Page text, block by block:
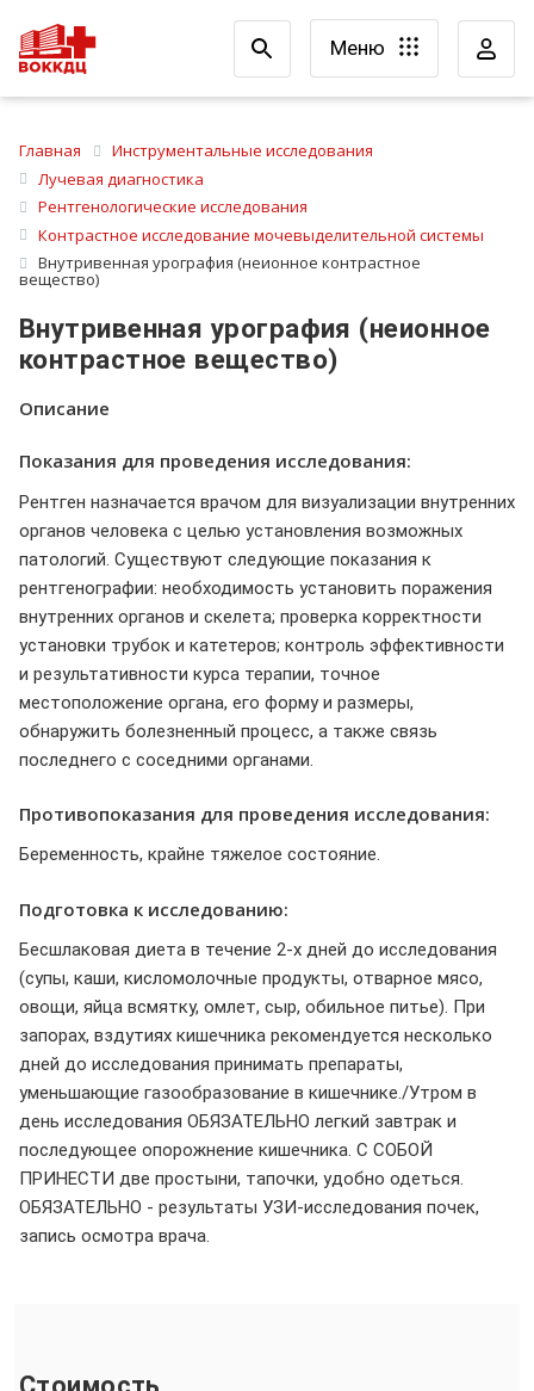
Меню
Главная
Инструментальные исследования
Лучевая диагностика
Рентгенологические исследования
Контрастное исследование мочевыделительной системы
Внутривенная урография (неионное контрастное
вещество)
Внутривенная урография (неионное
контрастное вещество)
Описание
Показания для проведения исследования:
Рентген назначается врачом для визуализации внутренних
органов человека с целью установления возможных
патологий. Существуют следующие показания к
рентгенографии: необходимость установить поражения
внутренних органов и скелета; проверка корректности
установки трубок и катетеров; контроль эффективности
и результативности курса терапии, точное
местоположение органа, его форму и размеры,
обнаружить болезненный процесс, а также связь
последнего с соседними органами.
Противопоказания для проведения исследования:
Беременность, крайне тяжелое состояние.
Подготовка к исследованию:
Бесшлаковая диета в течение 2-х дней до исследования
(супы, каши, кисломолочные продукты, отварное мясо,
овощи, яйца всмятку, омлет, сыр, обильное питье). При
запорах, вздутиях кишечника рекомендуется несколько
дней до исследования принимать препараты,
уменьшающие газообразование в кишечнике./Утром в
день исследования ОБЯЗАТЕЛЬНО легкий завтрак и
последующее опорожнение кишечника. С СОБОЙ
ПРИНЕСТИ две простыни, тапочки, удобно одеться.
ОБЯЗАТЕЛЬНО - результаты УЗИ-исследования почек,
запись осмотра врача.